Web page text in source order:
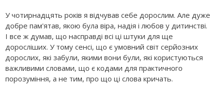
У чотирнадцять років я відчував себе дорослим. Але дуже
добре пам'ятав, якою була віра, надія і любов у дитинстві.
І все ж думав, що насправді всі ці штуки для ще
доросліших. У тому сенсі, що є умовний світ серйозних
дорослих, які забули, якими вони були, які користуються
важливими словами, що є кодами для практичного
порозуміння, а не тим, про що ці слова кричать.